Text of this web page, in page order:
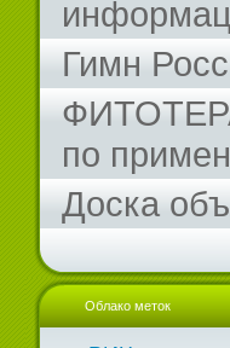
Гимн
по
Доска
Облако меток